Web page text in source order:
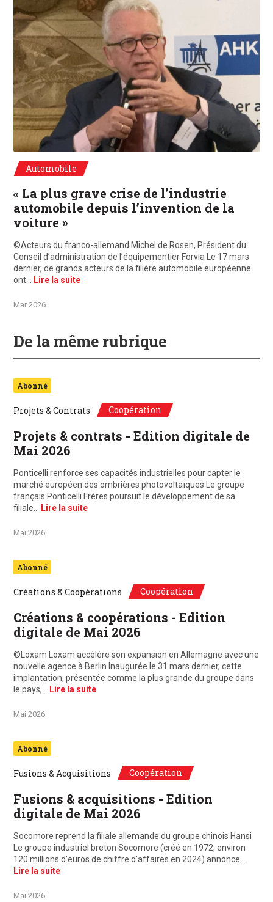
Automobile
« La plus grave crise de l’industrie
automobile depuis l’invention de la
voiture »
©Acteurs du franco-allemand Michel de Rosen, Président du
Conseil d’administration de l’équipementier Forvia Le 17 mars
dernier, de grands acteurs de la filière automobile européenne
ont…
Lire la suite
Mar 2026
De la même rubrique
Abonné
Projets & Contrats Coopération
Projets & contrats - Edition digitale de
Mai 2026
Ponticelli renforce ses capacités industrielles pour capter le
marché européen des ombrières photovoltaïques Le groupe
français Ponticelli Frères poursuit le développement de sa
filiale…
Lire la suite
Mai 2026
Abonné
Créations & Coopérations Coopération
Créations & coopérations - Edition
digitale de Mai 2026
©Loxam Loxam accélère son expansion en Allemagne avec une
nouvelle agence à Berlin Inaugurée le 31 mars dernier, cette
implantation, présentée comme la plus grande du groupe dans
le pays,…
Lire la suite
Mai 2026
Abonné
Fusions & Acquisitions Coopération
Fusions & acquisitions - Edition
digitale de Mai 2026
Socomore reprend la filiale allemande du groupe chinois Hansi
Le groupe industriel breton Socomore (créé en 1972, environ
120 millions d’euros de chiffre d’affaires en 2024) annonce…
Lire la suite
Mai 2026